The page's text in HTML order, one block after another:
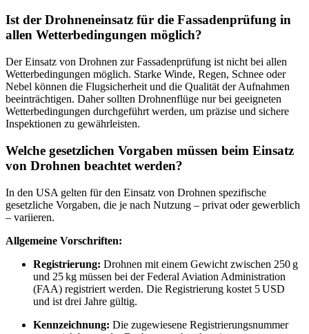
Ist der Drohneneinsatz für die Fassadenprüfung in
allen Wetterbedingungen möglich?
Der Einsatz von Drohnen zur Fassadenprüfung ist nicht bei allen
Wetterbedingungen möglich. Starke Winde, Regen, Schnee oder
Nebel können die Flugsicherheit und die Qualität der Aufnahmen
beeinträchtigen. Daher sollten Drohnenflüge nur bei geeigneten
Wetterbedingungen durchgeführt werden, um präzise und sichere
Inspektionen zu gewährleisten.
Welche gesetzlichen Vorgaben müssen beim Einsatz
von Drohnen beachtet werden?
In den USA gelten für den Einsatz von Drohnen spezifische
gesetzliche Vorgaben, die je nach Nutzung – privat oder gewerblich
– variieren.
Allgemeine Vorschriften:
Registrierung: Drohnen mit einem Gewicht zwischen 250 g
und 25 kg müssen bei der Federal Aviation Administration
(FAA) registriert werden. Die Registrierung kostet 5 USD
und ist drei Jahre gültig.
Kennzeichnung: Die zugewiesene Registrierungsnummer